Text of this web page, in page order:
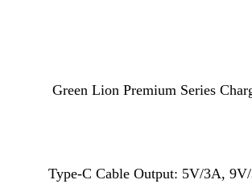
Green Lion Premium Series